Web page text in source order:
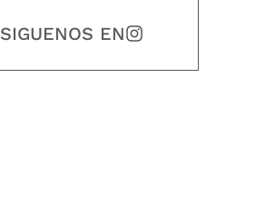
SIGUENOS EN